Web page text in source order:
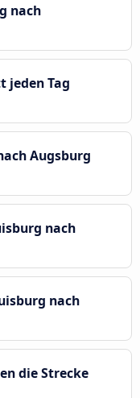
nach
jeden Tag
Augsburg
nach
nach
die Strecke